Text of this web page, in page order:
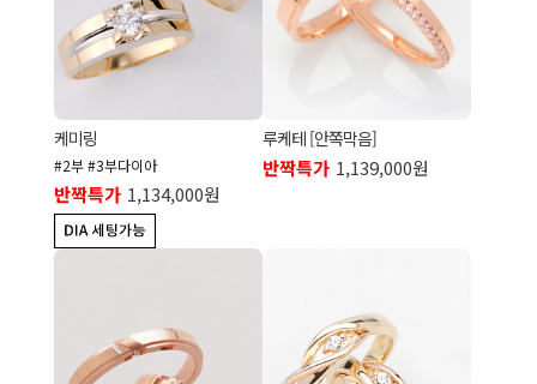
케미링
#2부 #3부다이아
반짝특가 1,134,000원
루케테 [안쪽막음]
반짝특가 1,139,000원